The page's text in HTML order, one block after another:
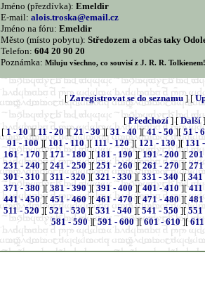
Jméno (přezdívka): Emeldir
E-mail: alois.troska@email.cz
Jméno na fóru: Emeldir
Město (místo pobytu): Středozem a občas taky
Telefon: 604 20 90 20
Poznámka: Miluju všechno, co souvisí z J. R. R.
[Zaregistrovat se do seznamu] [
[Předchozí] [Další]
[1 - 10][11 - 20][21 - 30][31 - 40][41 - 50 ][51 -
91 - 100][ 101 - 110][ 111 - 120][ 121 - 130][ 131
161 - 170][ 171 - 180][181 - 190][191 - 200][201
231 - 240][ 241 - 250][ 251 - 260][261 - 270][ 271
301 - 310][311 - 320][321 - 330][331 - 340][341
371 - 380][ 381 - 390][391 - 400][401 - 410][411
441 - 450][ 451 - 460][ 461 - 470][471 - 480][ 481
511 - 520][521 - 530][531 - 540][541 - 550][551
581 - 590][591 - 600][601 - 610][